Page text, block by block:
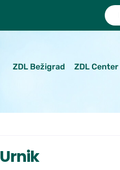
ZDL Bežigrad ZDL Center
Urnik